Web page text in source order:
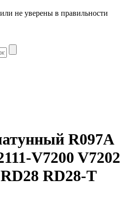
не уверены в правильности
R097A
V7200 V7202
RD28-T